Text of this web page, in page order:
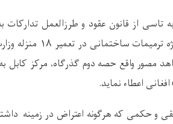
تاسی از قانون عقود و طرزالعمل
ساختمانی در تعمیر ۱۸ منزله وزارت مخابرات و تکنالوژی معلوماتی
مصور واقع حصه دوم گذرگاه، مرکز
اعطاء نماید.
و حکمی که هرگونه اعتراض در زمینه